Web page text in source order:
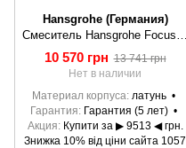
Hansgrohe (Германия)
10 570 грн 13 741 грн
Нет в наличии
Материал корпуса латунь
Гарантия Гарантия (5 лет)
Акция Купити за ▶ 9513 ◀ грн.
Знижка 10% від ціни сайта 1057